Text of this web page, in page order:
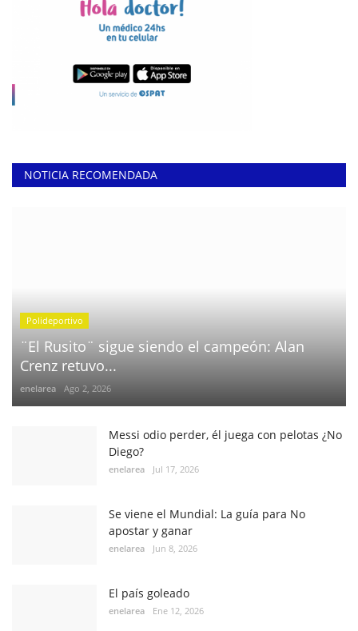
NOTICIA RECOMENDADA
Polideportivo
¨El Rusito¨ sigue siendo el campeón: Alan
Crenz retuvo...
enelarea Ago 2, 2026
Messi odio perder, él juega con pelotas ¿No
Diego?
enelarea Jul 17, 2026
Se viene el Mundial: La guía para No
apostar y ganar
enelarea Jun 8, 2026
El país goleado
enelarea Ene 12, 2026